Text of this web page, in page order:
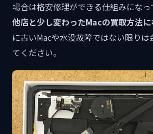
場合は格安修理ができる仕組みになっ
他店と少し変わったMacの買取方法
に古いMacや水没故障ではない限りは
てください。